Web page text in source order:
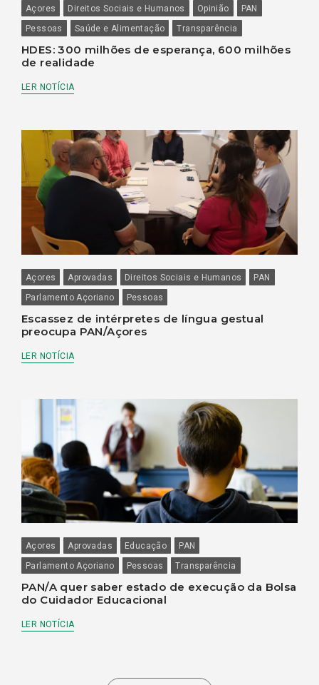
Açores Direitos Sociais e Humanos Opinião
PAN
Pessoas
Saúde e Alimentação Transparência
HDES: 300 milhões de esperança, 600 milhões
de realidade
LER NOTÍCIA
Açores Aprovadas Direitos Sociais e Humanos
PAN
Parlamento Açoriano
Pessoas
Escassez de intérpretes de língua gestual
preocupa PAN/Açores
LER NOTÍCIA
Açores Aprovadas Educação
PAN
Parlamento Açoriano
Pessoas Transparência
PAN/A quer saber estado de execução da Bolsa
do Cuidador Educacional
LER NOTÍCIA